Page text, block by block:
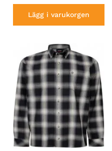
Lägg i varukorgen